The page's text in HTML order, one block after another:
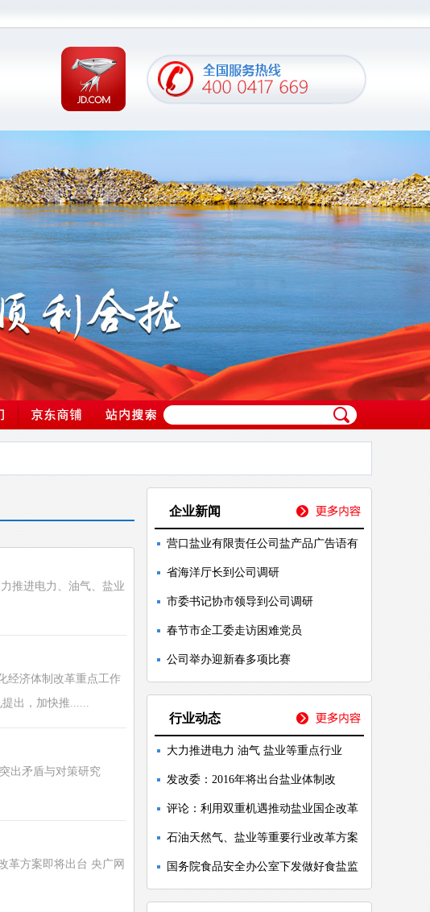
推进电力、油气、盐业
经济体制改革重点工作
出，加快推......
出矛盾与对策研究
革方案即将出台 央广网
企业新闻
营口盐业有限责任公司盐产品广告语有
省海洋厅长到公司调研
市委书记协市领导到公司调研
春节市企工委走访困难党员
公司举办迎新春多项比赛
行业动态
大力推进电力 油气 盐业等重点行业
发改委：2016年将出台盐业体制改
评论：利用双重机遇推动盐业国企改革
石油天然气、盐业等重要行业改革方案
国务院食品安全办公室下发做好食盐监